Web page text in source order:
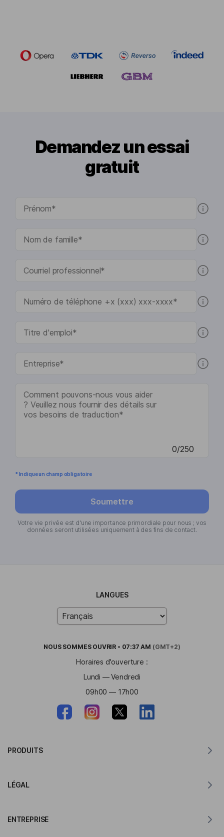
Demandez un essai
gratuit
0/250
* Indique un champ obligatoire
Soumettre
Votre vie privée est d'une importance primordiale pour nous ; vos
données seront utilisées uniquement à des fins de contact.
LANGUES
NOUS SOMMES OUVRIR • 07:37 AM (GMT+2)
Horaires d'ouverture :
Lundi — Vendredi
09h00 — 17h00
PRODUITS
LÉGAL
ENTREPRISE